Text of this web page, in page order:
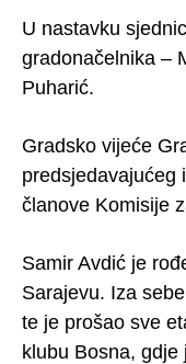
U nastavku
gradonačelnika –
Puharić.
Gradsko vijeće
predsjedavajućeg
članove Komisije
Samir Avdić je
Sarajevu. Iza
te je prošao sve
klubu Bosna,